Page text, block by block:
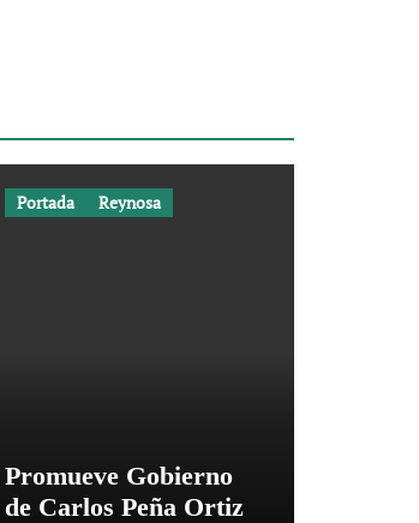
Portada Reynosa
Promueve Gobierno
de Carlos Peña Ortiz